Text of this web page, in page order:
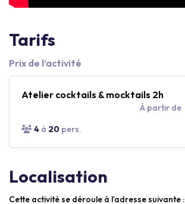
Tarifs
Prix de l’activité
Atelier cocktails & mocktails 2h
À partir de
4 à 20 pers.
Localisation
Cette activité se déroule à l’adresse suivante :